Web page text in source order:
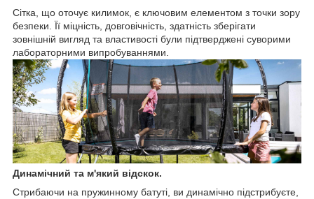
Сітка, що оточує килимок, є ключовим елементом з точки зору
безпеки. Її міцність, довговічність, здатність зберігати
зовнішній вигляд та властивості були підтверджені суворими
лабораторними випробуваннями.
Динамічний та м'який відскок.
Стрибаючи на пружинному батуті, ви динамічно підстрибуєте,